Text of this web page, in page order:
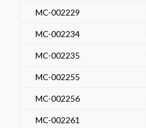
MC-002229
MC-002234
MC-002235
MC-002255
MC-002256
MC-002261